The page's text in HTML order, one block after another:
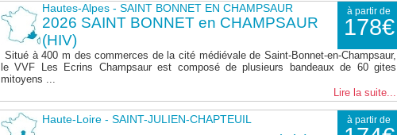
Hautes-Alpes - SAINT BONNET EN CHAMPSAUR à partir de
178€
2026 SAINT BONNET en CHAMPSAUR
(HIV)
Situé à 400 m des commerces de la cité médiévale de Saint-Bonnet-en-Champsaur,
le VVF Les Ecrins Champsaur est composé de plusieurs bandeaux de 60 gites
mitoyens ...
Lire la suite...
Haute-Loire - SAINT-JULIEN-CHAPTEUIL à partir de